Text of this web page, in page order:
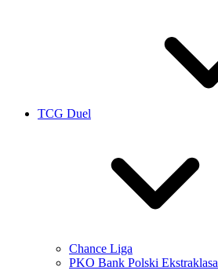
TCG Duel
Chance Liga
PKO Bank Polski Ekstraklasa